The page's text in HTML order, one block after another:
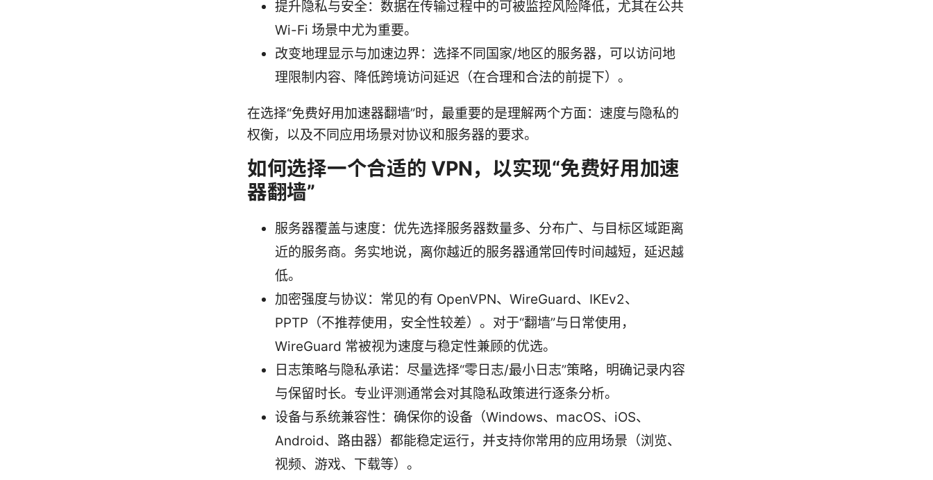
提升隐私与安全：数据在传输过程中的可被监控风险降低，尤其在公共
Wi-Fi 场景中尤为重要。
改变地理显示与加速边界：选择不同国家/地区的服务器，可以访问地
理限制内容、降低跨境访问延迟（在合理和合法的前提下）。
在选择“免费好用加速器翻墙”时，最重要的是理解两个方面：速度与隐私的
权衡，以及不同应用场景对协议和服务器的要求。
如何选择一个合适的 VPN，以实现“免费好用加速
器翻墙”
服务器覆盖与速度：优先选择服务器数量多、分布广、与目标区域距离
近的服务商。务实地说，离你越近的服务器通常回传时间越短，延迟越
低。
加密强度与协议：常见的有 OpenVPN、WireGuard、IKEv2、
PPTP（不推荐使用，安全性较差）。对于“翻墙”与日常使用，
WireGuard 常被视为速度与稳定性兼顾的优选。
日志策略与隐私承诺：尽量选择“零日志/最小日志”策略，明确记录内容
与保留时长。专业评测通常会对其隐私政策进行逐条分析。
设备与系统兼容性：确保你的设备（Windows、macOS、iOS、
Android、路由器）都能稳定运行，并支持你常用的应用场景（浏览、
视频、游戏、下载等）。